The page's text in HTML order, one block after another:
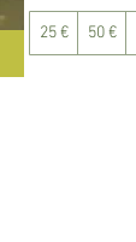
25 € 50 €